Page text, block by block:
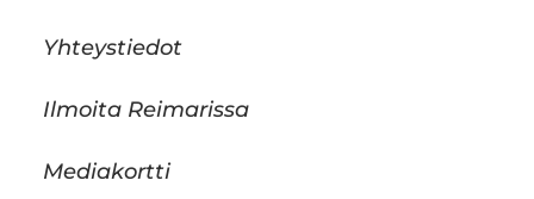
Yhteystiedot
Ilmoita Reimarissa
Mediakortti